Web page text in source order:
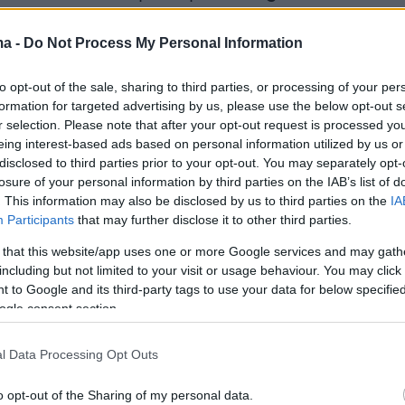
- Do Not Process My Personal Information
opt-out of the sale, sharing to third parties, or processing of your
for targeted advertising by us, please use the below opt-out
selection. Please note that after your opt-out request is processed
interest-based ads based on personal information utilized by us
to third parties prior to your opt-out. You may separately
of your personal information by third parties on the IAB’s list of
This information may also be disclosed by us to third parties on the
Participants that may further disclose it to other third parties.
that this website/app uses one or more Google services and may
but not limited to your visit or usage behaviour. You may
to Google and its third-party tags to use your data for below
consent section.
Data Processing Opt Outs
opt-out of the Sharing of my personal data.
Final 4 ως το απόλυτο αουτσάιντερ.
στον ημιτελικό με 68-64 και
χρειαζόταν μια τεράστια υπέρβαση απέναντι
αρκούδα» του Έτορε Μεσίνα, η οποία
μπροστά στον Ολυμπιακό.